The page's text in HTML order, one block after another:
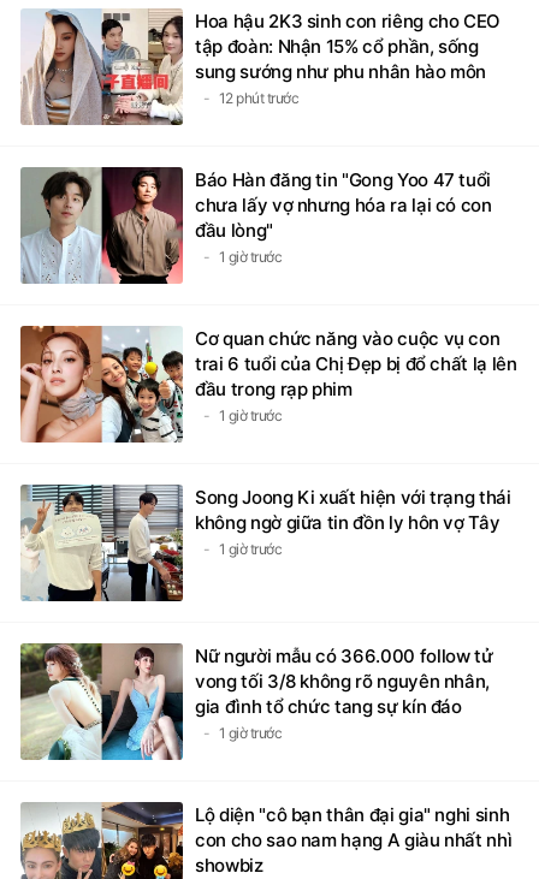
Hoa hậu 2K3 sinh con riêng cho CEO
tập đoàn: Nhận 15% cổ phần, sống
sung sướng như phu nhân hào môn
12 phút trước
Báo Hàn đăng tin "Gong Yoo 47 tuổi
chưa lấy vợ nhưng hóa ra lại có con
đầu lòng"
1 giờ trước
Cơ quan chức năng vào cuộc vụ con
trai 6 tuổi của Chị Đẹp bị đổ chất lạ lên
đầu trong rạp phim
1 giờ trước
Song Joong Ki xuất hiện với trạng thái
không ngờ giữa tin đồn ly hôn vợ Tây
1 giờ trước
Nữ người mẫu có 366.000 follow tử
vong tối 3/8 không rõ nguyên nhân,
gia đình tổ chức tang sự kín đáo
1 giờ trước
Lộ diện "cô bạn thân đại gia" nghi sinh
con cho sao nam hạng A giàu nhất nhì
showbiz